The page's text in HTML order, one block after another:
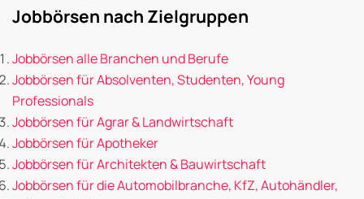
Jobbörsen nach Zielgruppen
Jobbörsen alle Branchen und Berufe
Jobbörsen für Absolventen, Studenten, Young
Professionals
Jobbörsen für Agrar & Landwirtschaft
Jobbörsen für Apotheker
Jobbörsen für Architekten & Bauwirtschaft
Jobbörsen für die Automobilbranche, KfZ, Autohändler,